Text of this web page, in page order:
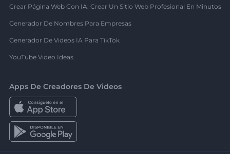
Crear Página Web Con IA: Crear Un Sitio Web Profesional En Minutos
Generador De Nombres Para Empresas
Generador De Videos IA Para TikTok
YouTube Video Ideas
Apps De Creadores De Videos